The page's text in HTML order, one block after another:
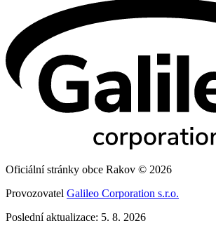
Oficiální stránky obce Rakov © 2026
Provozovatel Galileo Corporation s.r.o.
Poslední aktualizace: 5. 8. 2026